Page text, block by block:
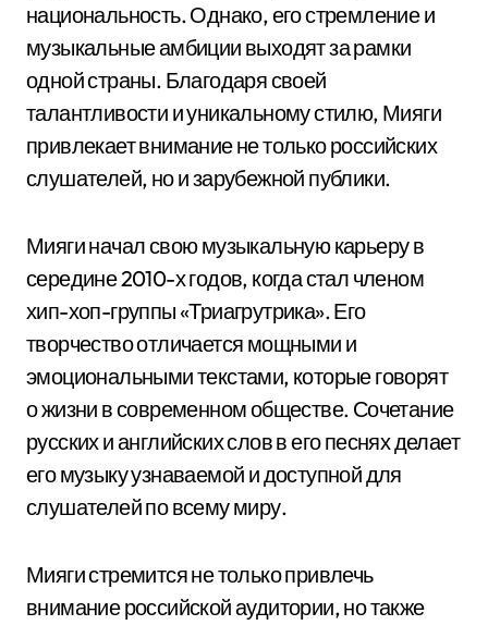
национальность. Однако, его стремление и
музыкальные амбиции выходят за рамки
одной страны. Благодаря своей
талантливости и уникальному стилю, Мияги
привлекает внимание не только российских
слушателей, но и зарубежной публики.
Мияги начал свою музыкальную карьеру в
середине 2010-х годов, когда стал членом
хип-хоп-группы «Триагрутрика». Его
творчество отличается мощными и
эмоциональными текстами, которые говорят
о жизни в современном обществе. Сочетание
русских и английских слов в его песнях делает
его музыку узнаваемой и доступной для
слушателей по всему миру.
Мияги стремится не только привлечь
внимание российской аудитории, но также